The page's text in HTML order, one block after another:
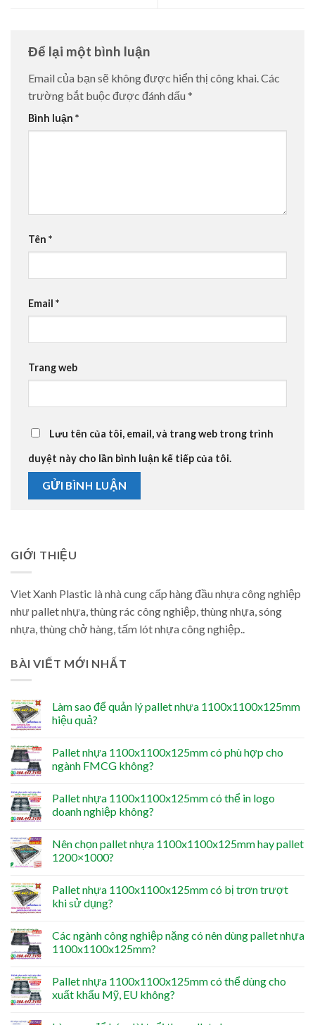
Để lại một bình luận
Email của bạn sẽ không được hiển thị công khai.Các
trường bắt buộc được đánh dấu *
Bình luận *
Tên *
Email *
Trang web
Lưu tên của tôi, email, và trang web trong trình
duyệt này cho lần bình luận kế tiếp của tôi.
GIỚI THIỆU
Viet Xanh Plastic là nhà cung cấp hàng đầu nhựa công nghiệp
như pallet nhựa, thùng rác công nghiệp, thùng nhựa, sóng
nhựa, thùng chở hàng, tấm lót nhựa công nghiệp..
BÀI VIẾT MỚI NHẤT
Làm sao để quản lý pallet nhựa 1100x1100x125mm
hiệu quả?
Pallet nhựa 1100x1100x125mm có phù hợp cho
ngành FMCG không?
Pallet nhựa 1100x1100x125mm có thể in logo
doanh nghiệp không?
Nên chọn pallet nhựa 1100x1100x125mm hay pallet
1200×1000?
Pallet nhựa 1100x1100x125mm có bị trơn trượt
khi sử dụng?
Các ngành công nghiệp nặng có nên dùng pallet nhựa
1100x1100x125mm?
Pallet nhựa 1100x1100x125mm có thể dùng cho
xuất khẩu Mỹ, EU không?